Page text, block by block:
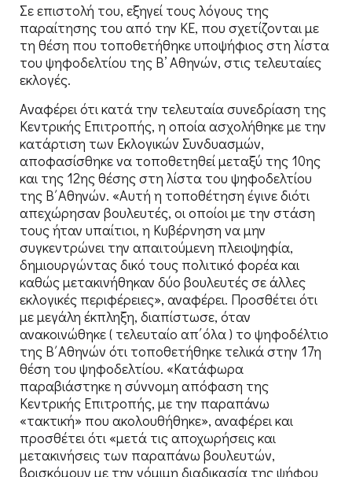
Σε επιστολή του, εξηγεί τους λόγους της
παραίτησης του από την ΚΕ, που σχετίζονται με
τη θέση που τοποθετήθηκε υποψήφιος στη λίστα
του ψηφοδελτίου της Β’ Αθηνών, στις τελευταίες
εκλογές.
Αναφέρει ότι κατά την τελευταία συνεδρίαση της
Κεντρικής Επιτροπής, η οποία ασχολήθηκε με την
κατάρτιση των Εκλογικών Συνδυασμών,
αποφασίσθηκε να τοποθετηθεί μεταξύ της 10ης
και της 12ης θέσης στη λίστα του ψηφοδελτίου
της Β΄Αθηνών. «Αυτή η τοποθέτηση έγινε διότι
απεχώρησαν βουλευτές, οι οποίοι με την στάση
τους ήταν υπαίτιοι, η Κυβέρνηση να μην
συγκεντρώνει την απαιτούμενη πλειοψηφία,
δημιουργώντας δικό τους πολιτικό φορέα και
καθώς μετακινήθηκαν δύο βουλευτές σε άλλες
εκλογικές περιφέρειες», αναφέρει. Προσθέτει ότι
με μεγάλη έκπληξη, διαπίστωσε, όταν
ανακοινώθηκε ( τελευταίο απ΄όλα ) το ψηφοδέλτιο
της Β΄Αθηνών ότι τοποθετήθηκε τελικά στην 17η
θέση του ψηφοδελτίου. «Κατάφωρα
παραβιάστηκε η σύννομη απόφαση της
Κεντρικής Επιτροπής, με την παραπάνω
«τακτική» που ακολουθήθηκε», αναφέρει και
προσθέτει ότι «μετά τις αποχωρήσεις και
μετακινήσεις των παραπάνω βουλευτών,
βρισκόμουν με την νόμιμη διαδικασία της ψήφου